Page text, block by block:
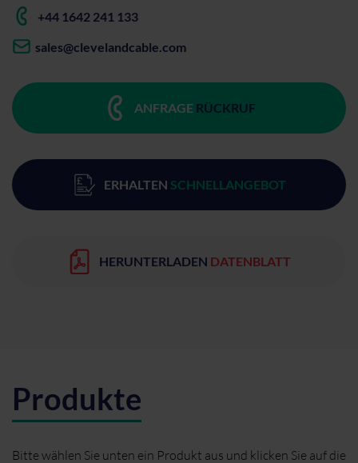
+44 1642 241 133
sales@clevelandcable.com
ANFRAGE RÜCKRUF
ERHALTEN SCHNELLANGEBOT
HERUNTERLADEN DATENBLATT
Produkte
Bitte wählen Sie unten ein Produkt aus und klicken Sie auf die